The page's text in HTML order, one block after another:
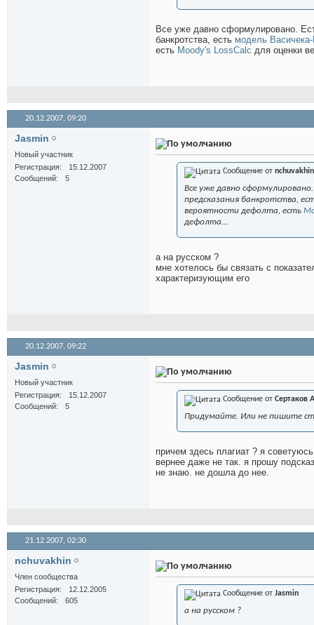
Все уже давно сформулировано.
банкротства, есть модель
есть Moody's LossCalc для оценки
20.12.2007, 09:20
Jasmin
Новый участник
Регистрация
15.12.2007
Сообщений
5
Сообщение от nchuvakhin
Все уже давно
предсказания банкротства,
вероятности дефолта, есть
дефолта...
а на русском ?
мне хотелось бы связать с
характеризующим его
20.12.2007, 09:22
Jasmin
Новый участник
Регистрация
15.12.2007
Сообщений
5
Сообщение от Сертаков
Придумайте. Или не пишите
причем здесь плагиат ? я
вернее даже не так. я прошу
не знаю. не дошла до нее.
21.12.2007, 02:30
nchuvakhin
Член сообщества
Регистрация
12.12.2005
Сообщений
605
Сообщение от Jasmin
а на русском ?